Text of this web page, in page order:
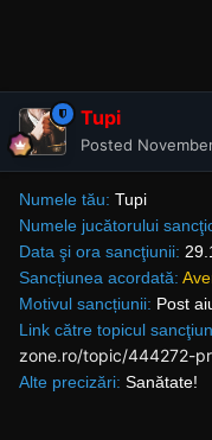
Tupi
Posted
Numele tău: Tupi
Numele jucătorului
Data şi ora sancţiunii:
Sancțiunea acordată:
Motivul sancțiunii: Post
Link către topicul
zone.ro/topic/444272-
Alte precizări: Sanătate!